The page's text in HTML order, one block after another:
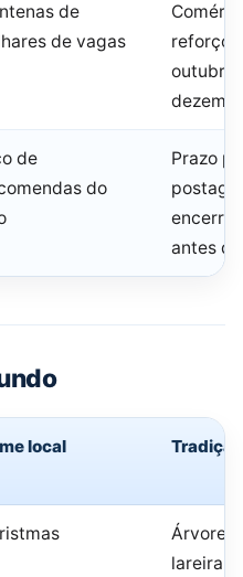
de
de vagas
reforço
outubro
de
do
Prazo
encerra
antes
local
Árvore,
lareira,